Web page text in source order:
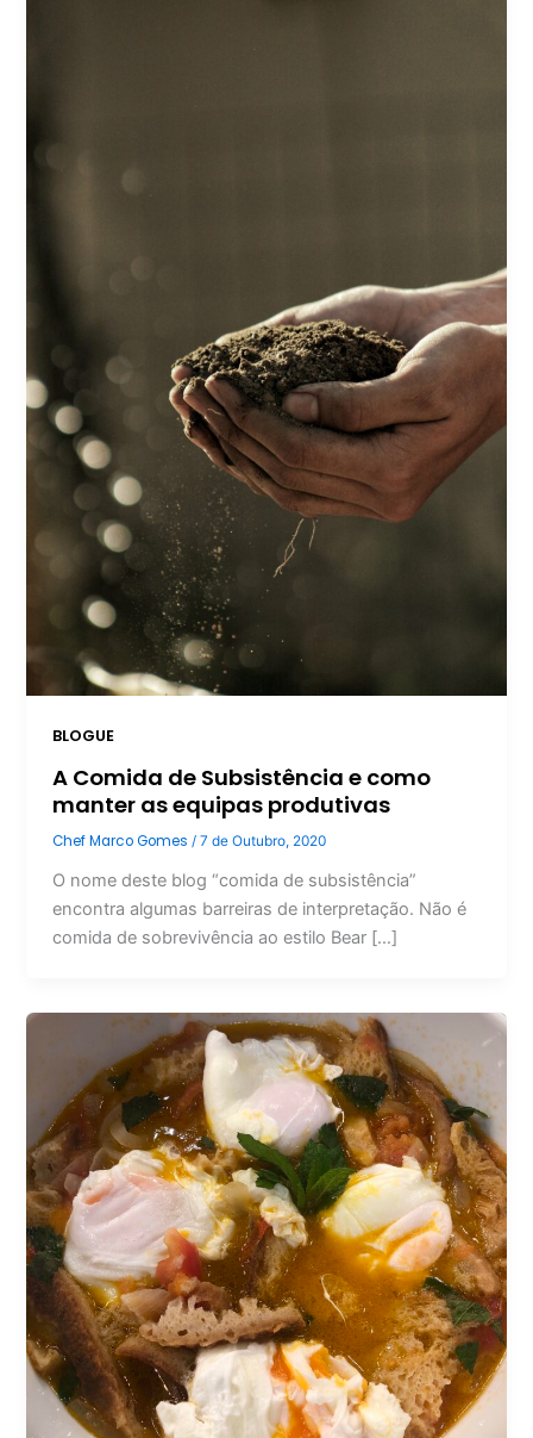
BLOGUE
A Comida de Subsistência e como
manter as equipas produtivas
Chef Marco Gomes/7 de Outubro, 2020
O nome deste blog “comida de subsistência”
encontra algumas barreiras de interpretação. Não é
comida de sobrevivência ao estilo Bear […]